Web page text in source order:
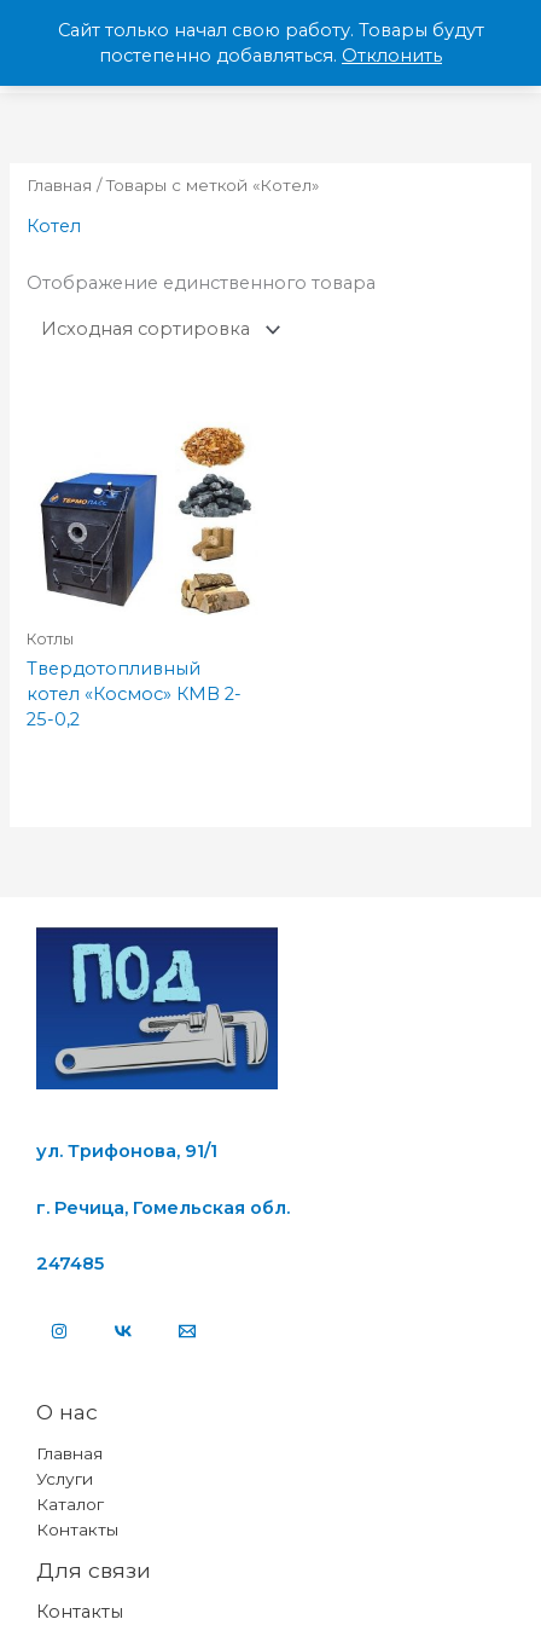
Сайт только начал свою работу. Товары будут
постепенно добавляться. Отклонить
содержимому
МЕНЮ
Главная / Товары с меткой «Котел»
Котел
Отображение единственного товара
Котлы
Твердотопливный
котел «Космос» КМВ 2-
25-0,2
ул. Трифонова, 91/1
г. Речица, Гомельская обл.
247485
О нас
Главная
Услуги
Каталог
Контакты
Для связи
Контакты